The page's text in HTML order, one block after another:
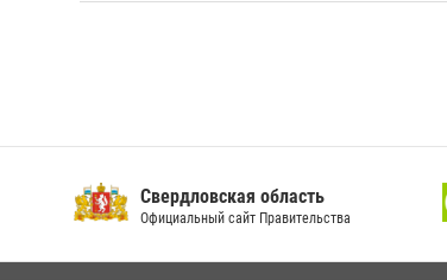
Свердловская область
Официальный сайт Правительства